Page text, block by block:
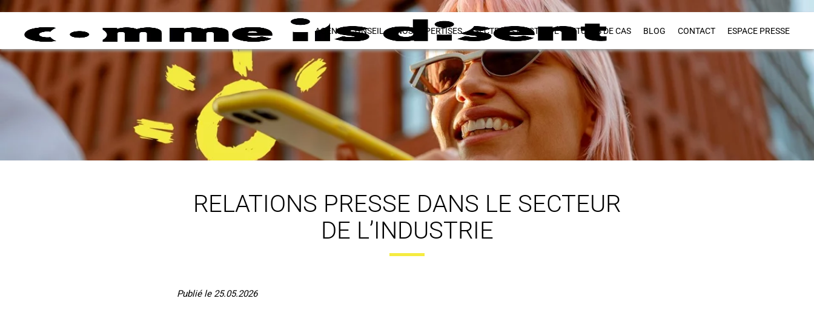
AGENCE CONSEIL NOS EXPERTISES SECTEURS D’ACTIVITÉ ETUDES DE CAS BLOG CONTACT ESPACE PRESSE
RELATIONS PRESSE DANS LE SECTEUR
DE L’INDUSTRIE
Publié le 25.05.2026